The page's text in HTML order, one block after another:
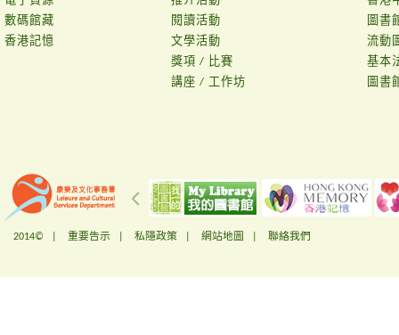
數碼館藏
香港記憶
閱讀活動
文學活動
獎項 / 比賽
講座 / 工作坊
圖書
流動
基本
圖書
2014© | 重要告示 私隱政策 網站地圖 聯絡我們